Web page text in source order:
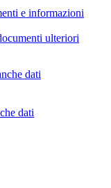
e informazioni
ulteriori
dati
dati